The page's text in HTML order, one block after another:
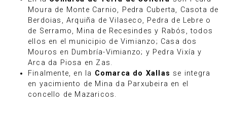
Moura de Monte Carnio, Pedra Cuberta, Casota de
Berdoias, Arquiña de Vilaseco, Pedra de Lebre o
de Serramo, Mina de Recesindes y Rabós, todos
ellos en el municipio de Vimianzo; Casa dos
Mouros en Dumbría-Vimianzo; y Pedra Vixía y
Arca da Piosa en Zas.
Finalmente, en la Comarca do Xallas se integra
en yacimiento de Mina da Parxubeira en el
concello de Mazaricos.